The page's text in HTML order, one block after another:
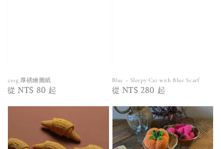
210g 厚磅繪圖紙
Regular
從NT$ 80 起
Blue – Sleepy Cat with Blue Scarf
Regular
從 NT$ 280 起